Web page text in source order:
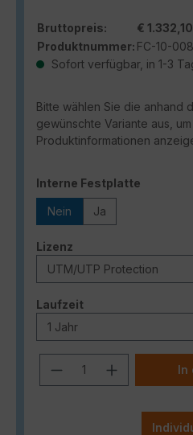
Bruttopreis:
€ 1.332,10
Produktnummer: FC-10-
Sofort verfügbar, in 1-3
Bitte wählen Sie die anhand
gewünschte Variante aus,
Produktinformationen
Interne Festplatte
Nein Ja
Lizenz
Laufzeitauswählen
Produkt Anzahl:In